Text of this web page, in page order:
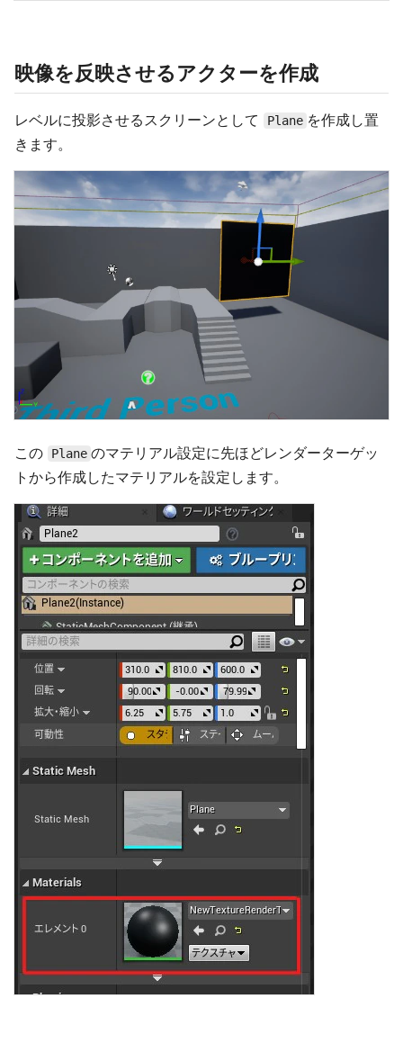
映像を反映させるアクターを作成
レベルに投影させるスクリーンとして Plane を作成し置
きます。
この Plane のマテリアル設定に先ほどレンダーターゲッ
トから作成したマテリアルを設定します。